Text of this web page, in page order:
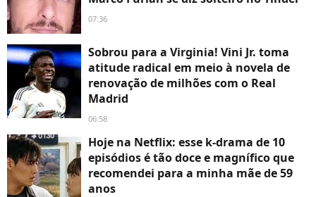
07:36
Sobrou para a Virginia! Vini Jr. toma
atitude radical em meio à novela de
renovação de milhões com o Real
Madrid
06:58
Hoje na Netflix: esse k-drama de 10
episódios é tão doce e magnífico que
recomendei para a minha mãe de 59
anos